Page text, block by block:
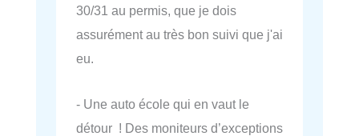
30/31 au permis, que je dois
assurément au très bon suivi que j'ai
eu.
- Une auto école qui en vaut le
détour ! Des moniteurs d’exceptions